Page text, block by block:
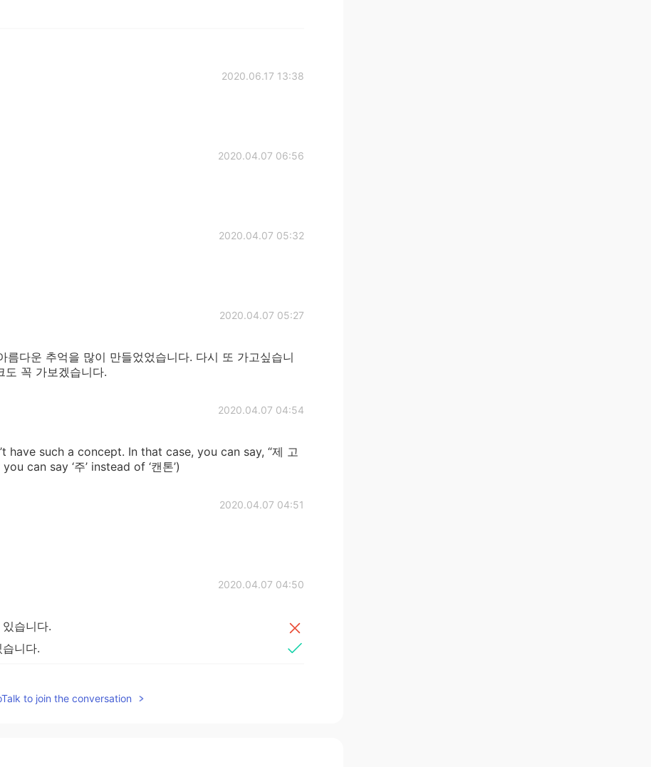
2020.06.17 13:38
2020.04.07 06:56
2020.04.07 05:32
2020.04.07 05:27
름다운 추억을 많이 만들었었습니다. 다시 또 가고싶습니
도 꼭 가보겠습니다.
2020.04.07 04:54
have such a concept. In that case, you can say, “제 고
can say ‘주’ instead of ‘캔톤’)
2020.04.07 04:51
2020.04.07 04:50
습니다.
니다.
서쪽에는 호수가있습니다.
to join the conversation